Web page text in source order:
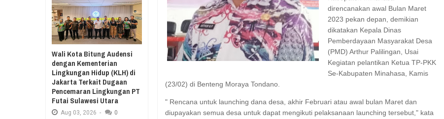
Aug
RESES II 2026, EUGENIE MANTIRI SERAP ASPIRASI WARGA MANEMBO-NEMBO
Aug
direncanakan awal Bulan Maret
2023 pekan depan, demikian
dikatakan Kepala Dinas
Pemberdayaan Masyarakat Desa
(PMD) Arthur Palilingan, Usai
Kegiatan pelantikan Ketua TP-PKK
Se-Kabupaten Minahasa, Kamis
(23/02) di Benteng Moraya Tondano.
" Rencana untuk launching dana desa, akhir Februari atau awal bulan Maret dan
diupayakan semua desa untuk dapat mengikuti pelaksanaan launching tersebut," kata
Wali Kota Bitung Audensi
dengan Kementerian
Lingkungan Hidup (KLH) di
Jakarta Terkait Dugaan
Pencemaran Lingkungan PT
Futai Sulawesi Utara
Aug 03, 2026 - 0
SAMBUT HUT KE-78 TAHUN RI, SD GMIM 5
MANADO GELAR JALAN SEHAT PROGRAM
KURIKULUM MERDEKA BELAJAR
SDN 10 TUBABA GELAR KEGIATAN PENGUATAN
PILAR PANCASILA